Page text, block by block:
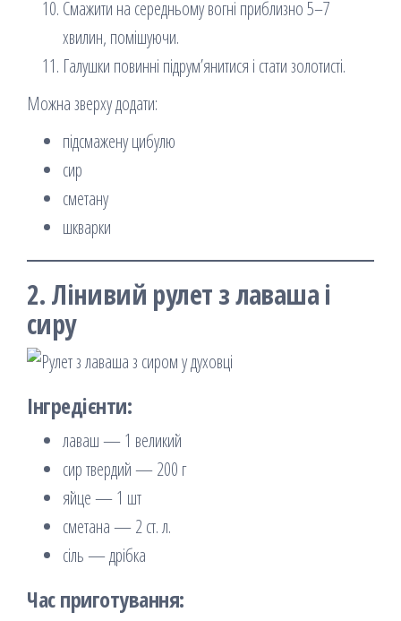
Смажити на середньому вогні приблизно 5–7
хвилин, помішуючи.
Галушки повинні підрум’янитися і стати золотисті.
Можна зверху додати:
підсмажену цибулю
сир
сметану
шкварки
2. Лінивий рулет з лаваша і
сиру
Інгредієнти:
лаваш — 1 великий
сир твердий — 200 г
яйце — 1 шт
сметана — 2 ст. л.
сіль — дрібка
Час приготування: